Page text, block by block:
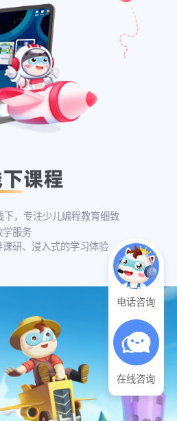
下，专注少儿编程教育细致
学服务
研、浸入式的学习体验
电话咨询
在线咨询